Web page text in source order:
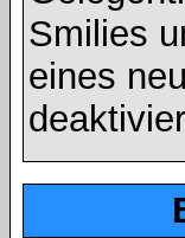
Smilies
eines